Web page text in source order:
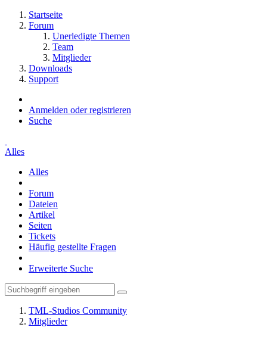
Startseite
Forum
Unerledigte Themen
Team
Mitglieder
Downloads
Support
Anmelden oder registrieren
Suche
Alles
Alles
Forum
Dateien
Artikel
Seiten
Tickets
Häufig gestellte Fragen
Erweiterte Suche
TML-Studios Community
Mitglieder